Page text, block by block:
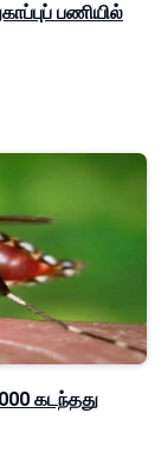
பணியில்
கடந்தது